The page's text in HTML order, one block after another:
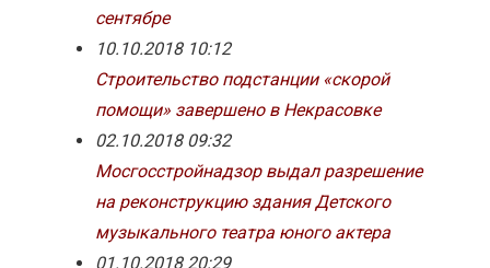
сентябре
10.10.2018 10:12
Строительство подстанции «скорой
помощи» завершено в Некрасовке
02.10.2018 09:32
Мосгосстройнадзор выдал разрешение
на реконструкцию здания Детского
музыкального театра юного актера
01.10.2018 20:29